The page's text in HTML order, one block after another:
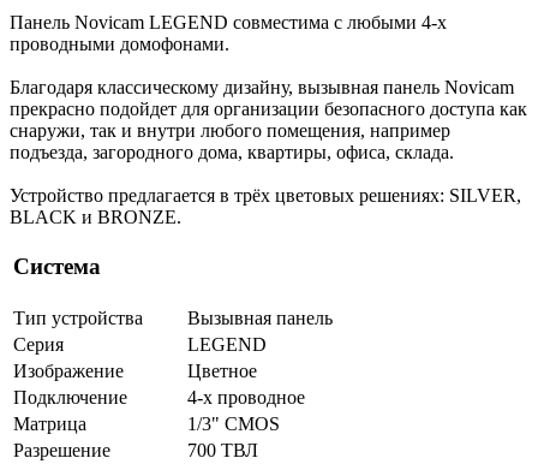
Панель Novicam LEGEND совместима с любыми 4-х
проводными домофонами.
Благодаря классическому дизайну, вызывная панель Novicam
прекрасно подойдет для организации безопасного доступа как
снаружи, так и внутри любого помещения, например
подъезда, загородного дома, квартиры, офиса, склада.
Устройство предлагается в трёх цветовых решениях: SILVER,
BLACK и BRONZE.
Система
Тип устройства
Вызывная панель
Серия
LEGEND
Изображение
Цветное
Подключение
4-х проводное
Матрица
1/3" CMOS
Разрешение
700 ТВЛ